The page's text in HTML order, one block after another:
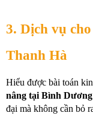
3. Dịch vụ
Thanh Hà
Hiểu được bài toán
nâng tại Bình Dương
đại mà không cần bỏ